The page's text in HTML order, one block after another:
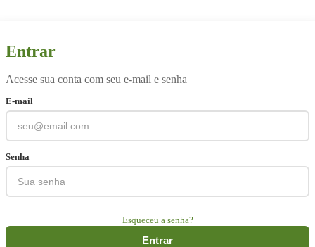
Entrar
Acesse sua conta com seu e-mail e senha
E-mail
Senha
Esqueceu a senha?
Entrar